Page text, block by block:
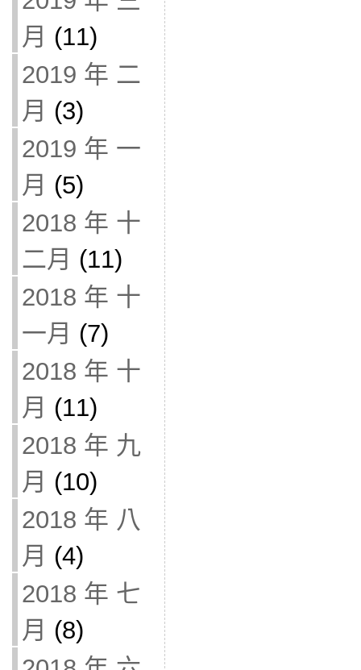
月 (11)
2019 年 二
月 (3)
2019 年 一
月 (5)
2018 年 十
二月 (11)
2018 年 十
一月 (7)
2018 年 十
月 (11)
2018 年 九
月 (10)
2018 年 八
月 (4)
2018 年 七
月 (8)